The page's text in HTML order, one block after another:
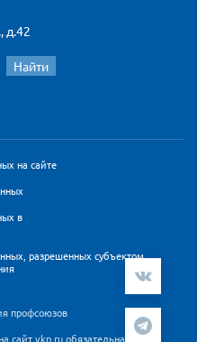
д.42
Найти
на сайте
в
разрешенных субъектом
профсоюзов
сайт vkp.ru обязательна